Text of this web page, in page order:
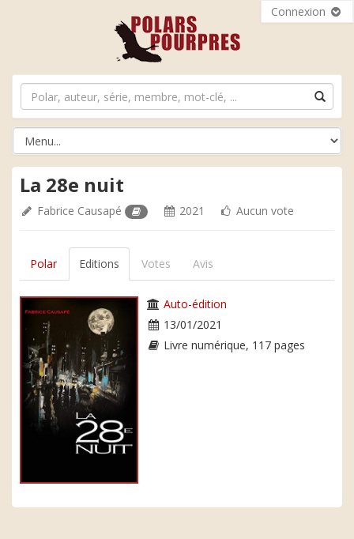
Connexion
La 28e nuit
Fabrice Causapé 2021 Aucun vote
Polar Editions Votes Avis
Auto-édition
13/01/2021
Livre numérique, 117 pages